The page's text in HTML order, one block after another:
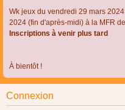
Wk jeux du vendredi 29 mars
2024 (fin d'après-midi) à la MFR
Inscriptions à venir plus tard
À bientôt !
Connexion